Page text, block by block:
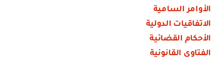
الأوامر السامية
الاتفاقيات الدولية
الأحكام القضائية
الفتاوى القانونية